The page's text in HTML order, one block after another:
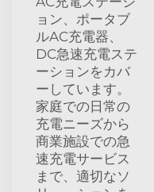
ョン、ポータブ
ルAC充電器、
DC急速充電ステ
ーションをカバ
ーしています。
家庭での日常の
充電ニーズから
商業施設での急
速充電サービス
まで、適切なソ